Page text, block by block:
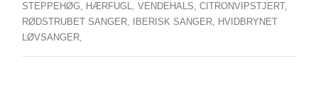
STEPPEHØG, HÆRFUGL, VENDEHALS, CITRONVIPSTJERT,
RØDSTRUBET SANGER,
IBERISK SANGER, HVIDBRYNET
LØVSANGER,